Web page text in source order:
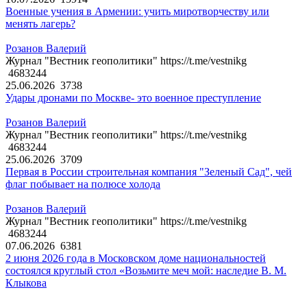
Военные учения в Армении: учить миротворчеству или
менять лагерь?
Розанов Валерий
Журнал "Вестник геополитики" https://t.me/vestnikg
4683244
25.06.2026 3738
Удары дронами по Москве- это военное преступление
Розанов Валерий
Журнал "Вестник геополитики" https://t.me/vestnikg
4683244
25.06.2026 3709
Первая в России строительная компания "Зеленый Сад", чей
флаг побывает на полюсе холода
Розанов Валерий
Журнал "Вестник геополитики" https://t.me/vestnikg
4683244
07.06.2026 6381
2 июня 2026 года в Московском доме национальностей
состоялся круглый стол «Возьмите меч мой: наследие В. М.
Клыкова